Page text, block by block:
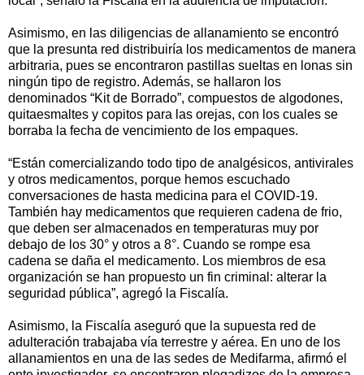
Asimismo, en las diligencias de allanamiento se encontró
que la presunta red distribuiría los medicamentos de manera
arbitraria, pues se encontraron pastillas sueltas en lonas sin
ningún tipo de registro. Además, se hallaron los
denominados “Kit de Borrado”, compuestos de algodones,
quitaesmaltes y copitos para las orejas, con los cuales se
borraba la fecha de vencimiento de los empaques.
“Están comercializando todo tipo de analgésicos, antivirales
y otros medicamentos, porque hemos escuchado
conversaciones de hasta medicina para el COVID-19.
También hay medicamentos que requieren cadena de frio,
que deben ser almacenados en temperaturas muy por
debajo de los 30° y otros a 8°. Cuando se rompe esa
cadena se daña el medicamento. Los miembros de esa
organización se han propuesto un fin criminal: alterar la
seguridad pública”, agregó la Fiscalía.
Asimismo, la Fiscalía aseguró que la supuesta red de
adulteración trabajaba vía terrestre y aérea. En uno de los
allanamientos en una de las sedes de Medifarma, afirmó el